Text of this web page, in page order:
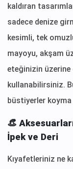
kaldıran
sadece denize
kesimli, tek
mayoyu, akşam
eteğinizin üzerine
kullanabilirsiniz.
büstiyerler
👒
İpek ve Deri
Kıyafetleriniz ne